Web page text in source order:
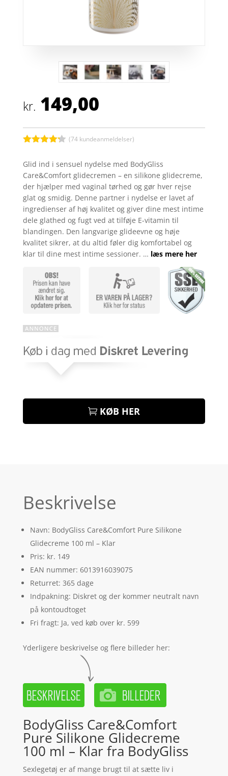
kr. 149,00
ud af 5
baseret
på
kundebedø
mmelser
(74 kundeanmeldelser)
Glid ind i sensuel nydelse med BodyGliss
Care&Comfort glidecremen – en silikone glidecreme,
der hjælper med vaginal tørhed og gør hver rejse
glat og smidig. Denne partner i nydelse er lavet af
ingredienser af høj kvalitet og giver dine mest intime
dele glathed og fugt ved at tilføje E-vitamin til
blandingen. Den langvarige glideevne og høje
kvalitet sikrer, at du altid føler dig komfortabel og
klar til dine mest intime sessioner. … læs mere her
KØB HER
Beskrivelse
Navn: BodyGliss Care&Comfort Pure Silikone
Glidecreme 100 ml – Klar
Pris: kr. 149
EAN nummer: 6013916039075
Returret: 365 dage
Indpakning: Diskret og der kommer neutralt navn
på kontoudtoget
Fri fragt: Ja, ved køb over kr. 599
Yderligere beskrivelse og flere billeder her:
BodyGliss Care&Comfort
Pure Silikone Glidecreme
100 ml – Klar fra BodyGliss
Sexlegetøj er af mange brugt til at sætte liv i